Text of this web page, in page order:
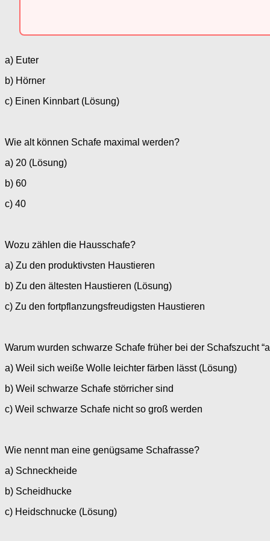
a) Euter
b) Hörner
c) Einen Kinnbart (Lösung)
Wie alt können Schafe maximal werden?
a) 20 (Lösung)
b) 60
c) 40
Wozu zählen die Hausschafe?
a) Zu den produktivsten Haustieren
b) Zu den ältesten Haustieren (Lösung)
c) Zu den fortpflanzungsfreudigsten Haustieren
Warum wurden schwarze Schafe früher bei der Schafszucht
a) Weil sich weiße Wolle leichter färben lässt (Lösung)
b) Weil schwarze Schafe störricher sind
c) Weil schwarze Schafe nicht so groß werden
Wie nennt man eine genügsame Schafrasse?
a) Schneckheide
b) Scheidhucke
c) Heidschnucke (Lösung)